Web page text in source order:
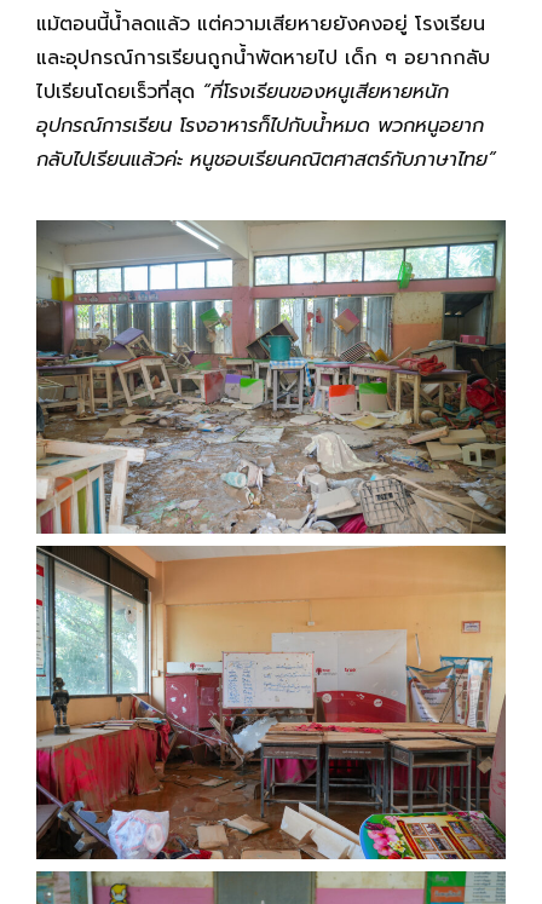
แม้ตอนนี้น้ำลดแล้ว แต่ความเสียหายยังคงอยู่ โรงเรียน
และอุปกรณ์การเรียนถูกน้ำพัดหายไป เด็ก ๆ อยากกลับ
ไปเรียนโดยเร็วที่สุด “ที่โรงเรียนของหนูเสียหายหนัก
อุปกรณ์การเรียน โรงอาหารก็ไปกับน้ำหมด พวกหนูอยาก
กลับไปเรียนแล้วค่ะ หนูชอบเรียนคณิตศาสตร์กับภาษาไทย”